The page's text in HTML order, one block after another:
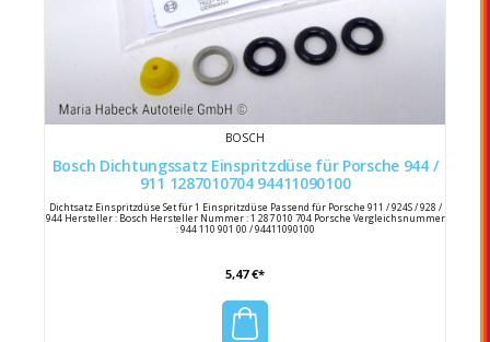
BOSCH
Bosch Dichtungssatz Einspritzdüse für Porsche 944 /
911 1287010704 94411090100
Dichtsatz Einspritzdüse Set für 1 Einspritzdüse Passend für Porsche 911 / 924S / 928 /
944 Hersteller : Bosch Hersteller Nummer : 1 287 010 704 Porsche Vergleichsnummer
: 944 110 901 00 / 94411090100
5,47 €*